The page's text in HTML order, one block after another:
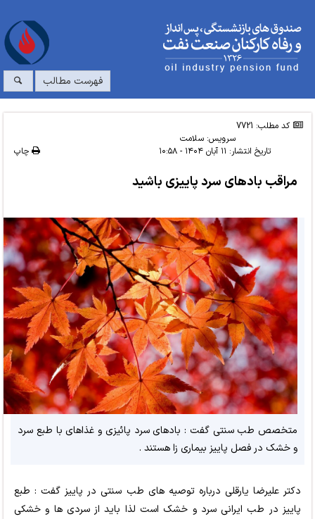
فهرست مطالب
کد مطلب: 7721
سرویس:سلامت
تاریخ انتشار: ۱۱ آبان ۱۴۰۴ - ۱۰:۵۸ چاپ
مراقب بادهای سرد پاییزی باشید
متخصص طب سنتی گفت : بادهای سرد پائیزی و غذاهای با طبع سرد
و خشک در فصل پاییز بیماری زا هستند .
دکتر علیرضا یارقلی درباره توصیه های طب سنتی در پاییز گفت : طبع
پاییز در طب ایرانی سرد و خشک است لذا باید از سردی ها و خشکی